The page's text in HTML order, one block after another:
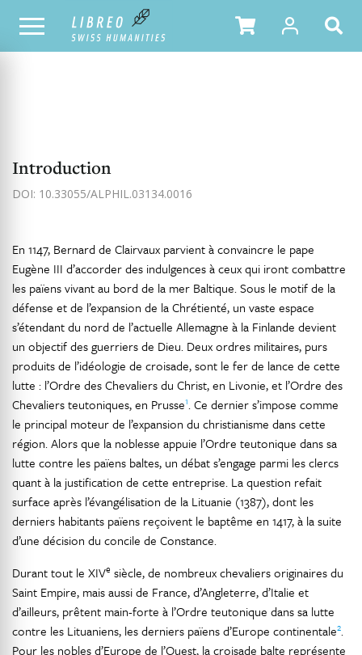
NOTRE CATALOGUE TABLE DES MATIÈRES
Introduction
DOI: 10.33055/ALPHIL.03134.0016
En 1147, Bernard de Clairvaux parvient à convaincre le pape
Eugène III d’accorder des indulgences à ceux qui iront combattre
les païens vivant au bord de la mer Baltique. Sous le motif de la
défense et de l’expansion de la Chrétienté, un vaste espace
s’étendant du nord de l’actuelle Allemagne à la Finlande devient
un objectif des guerriers de Dieu. Deux ordres militaires, purs
produits de l’idéologie de croisade, sont le fer de lance de cette
lutte : l’Ordre des Chevaliers du Christ, en Livonie, et l’Ordre des
Chevaliers teutoniques, en Prusse1. Ce dernier s’impose comme
le principal moteur de l’expansion du christianisme dans cette
région. Alors que la noblesse appuie l’Ordre teutonique dans sa
lutte contre les païens baltes, un débat s’engage parmi les clercs
quant à la justification de cette entreprise. La question refait
surface après l’évangélisation de la Lituanie (1387), dont les
derniers habitants païens reçoivent le baptême en 1417, à la suite
d’une décision du concile de Constance.
Durant tout le XIVe siècle, de nombreux chevaliers originaires du
Saint Empire, mais aussi de France, d’Angleterre, d’Italie et
d’ailleurs, prêtent main-forte à l’Ordre teutonique dans sa lutte
contre les Lituaniens, les derniers païens d’Europe continentale2.
Pour les nobles d’Europe de l’Ouest, la croisade balte représente